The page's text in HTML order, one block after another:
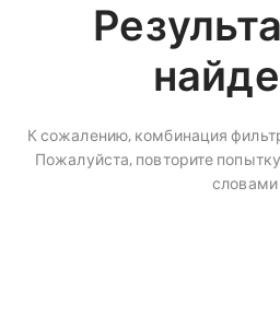
К сожалению, комбинация
Пожалуйста, повторите
словами